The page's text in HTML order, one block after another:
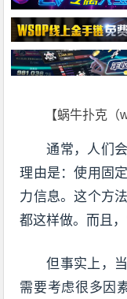
【蜗牛扑克（
通常，人们
理由是：使用固
力信息。这个方
都这样做。而且
但事实上，
需要考虑很多因